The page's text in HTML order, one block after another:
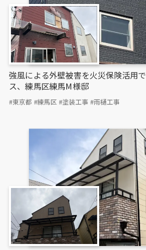
強風による外壁被害を火災保険活用
ス、練馬区練馬M様邸
#東京都 #練馬区 #塗装工事 #雨樋工事